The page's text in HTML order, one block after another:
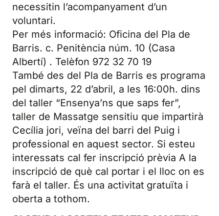
necessitin l’acompanyament d’un
voluntari.
Per més informació: Oficina del Pla de
Barris. c. Penitència núm. 10 (Casa
Albertí) . Telèfon 972 32 70 19
També des del Pla de Barris es programa
pel dimarts, 22 d’abril, a les 16:00h. dins
del taller “Ensenya’ns que saps fer”,
taller de Massatge sensitiu que impartirà
Cecília jori, veïna del barri del Puig i
professional en aquest sector. Si esteu
interessats cal fer inscripció prèvia A la
inscripció de què cal portar i el lloc on es
farà el taller. És una activitat gratuïta i
oberta a tothom.